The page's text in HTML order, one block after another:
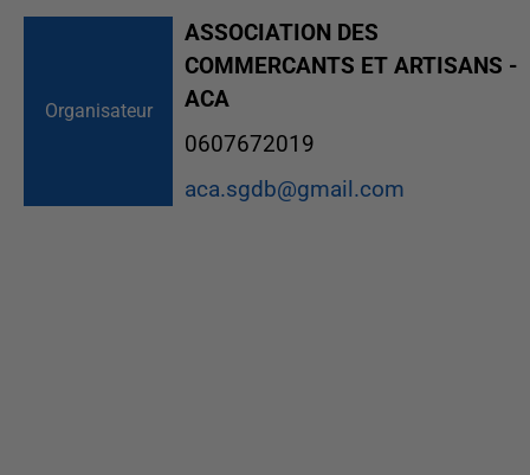
Organisateur
ASSOCIATION DES
COMMERCANTS ET ARTISANS -
ACA
0607672019
aca.sgdb@gmail.com